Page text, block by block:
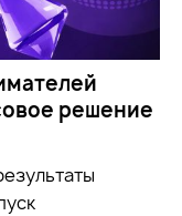
решение